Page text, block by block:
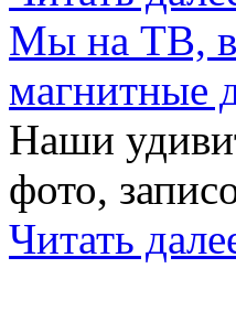
Мы на ТВ, в
магнитные
Наши
фото,
Читать